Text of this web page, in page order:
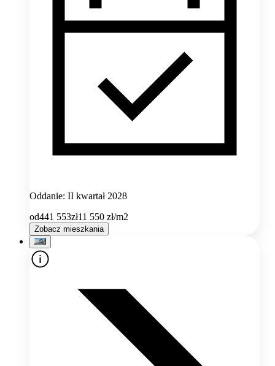
Oddanie: II kwartał 2028
od441 553zł11 550 zł/m2
Zobacz mieszkania